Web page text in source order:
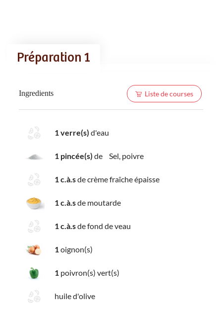
Préparation 1
Ingredients Liste de courses
1 verre(s) d'eau
1 pincée(s) de Sel, poivre
1 c.à.sde crème fraîche épaisse
1 c.à.sde moutarde
1 c.à.sde fond de veau
1oignon(s)
1 poivron(s) vert(s)
huile d'olive